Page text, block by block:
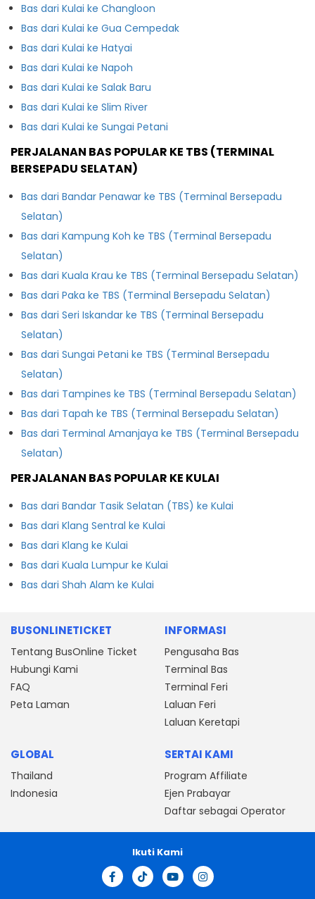
Bas dari Kulai ke Changloon
Bas dari Kulai ke Gua Cempedak
Bas dari Kulai ke Hatyai
Bas dari Kulai ke Napoh
Bas dari Kulai ke Salak Baru
Bas dari Kulai ke Slim River
Bas dari Kulai ke Sungai Petani
PERJALANAN BAS POPULAR KE TBS (TERMINAL
BERSEPADU SELATAN)
Bas dari Bandar Penawar ke TBS (Terminal Bersepadu
Selatan)
Bas dari Kampung Koh ke TBS (Terminal Bersepadu
Selatan)
Bas dari Kuala Krau ke TBS (Terminal Bersepadu Selatan)
Bas dari Paka ke TBS (Terminal Bersepadu Selatan)
Bas dari Seri Iskandar ke TBS (Terminal Bersepadu
Selatan)
Bas dari Sungai Petani ke TBS (Terminal Bersepadu
Selatan)
Bas dari Tampines ke TBS (Terminal Bersepadu Selatan)
Bas dari Tapah ke TBS (Terminal Bersepadu Selatan)
Bas dari Terminal Amanjaya ke TBS (Terminal Bersepadu
Selatan)
PERJALANAN BAS POPULAR KE KULAI
Bas dari Bandar Tasik Selatan (TBS) ke Kulai
Bas dari Klang Sentral ke Kulai
Bas dari Klang ke Kulai
Bas dari Kuala Lumpur ke Kulai
Bas dari Shah Alam ke Kulai
BUSONLINETICKET
Tentang BusOnline Ticket
Hubungi Kami
FAQ
Peta Laman
INFORMASI
Pengusaha Bas
Terminal Bas
Terminal Feri
Laluan Feri
Laluan Keretapi
GLOBAL
Thailand
Indonesia
SERTAI KAMI
Program Affiliate
Ejen Prabayar
Daftar sebagai Operator
Ikuti Kami